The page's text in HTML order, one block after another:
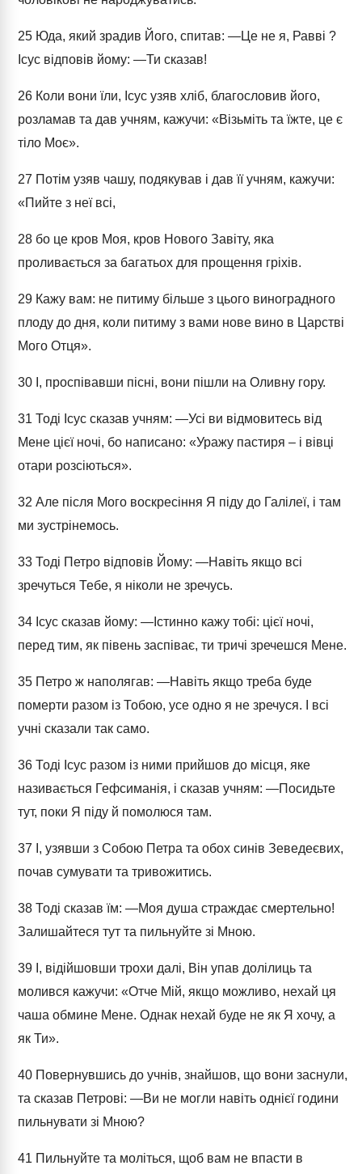
25 Юда, який зрадив Його, спитав: ―Це не я, Равві ?
Ісус відповів йому: ―Ти сказав!
26 Коли вони їли, Ісус узяв хліб, благословив його,
розламав та дав учням, кажучи: «Візьміть та їжте, це є
тіло Моє».
27 Потім узяв чашу, подякував і дав її учням, кажучи:
«Пийте з неї всі,
28 бо це кров Моя, кров Нового Завіту, яка
проливається за багатьох для прощення гріхів.
29 Кажу вам: не питиму більше з цього виноградного
плоду до дня, коли питиму з вами нове вино в Царстві
Мого Отця».
30 І, проспівавши пісні, вони пішли на Оливну гору.
31 Тоді Ісус сказав учням: ―Усі ви відмовитесь від
Мене цієї ночі, бо написано: «Уражу пастиря – і вівці
отари розсіються».
32 Але після Мого воскресіння Я піду до Галілеї, і там
ми зустрінемось.
33 Тоді Петро відповів Йому: ―Навіть якщо всі
зречуться Тебе, я ніколи не зречусь.
34 Ісус сказав йому: ―Істинно кажу тобі: цієї ночі,
перед тим, як півень заспіває, ти тричі зречешся Мене.
35 Петро ж наполягав: ―Навіть якщо треба буде
померти разом із Тобою, усе одно я не зречуся. І всі
учні сказали так само.
36 Тоді Ісус разом із ними прийшов до місця, яке
називається Гефсиманія, і сказав учням: ―Посидьте
тут, поки Я піду й помолюся там.
37 І, узявши з Собою Петра та обох синів Зеведеєвих,
почав сумувати та тривожитись.
38 Тоді сказав їм: ―Моя душа страждає смертельно!
Залишайтеся тут та пильнуйте зі Мною.
39 І, відійшовши трохи далі, Він упав долілиць та
молився кажучи: «Отче Мій, якщо можливо, нехай ця
чаша обмине Мене. Однак нехай буде не як Я хочу, а
як Ти».
40 Повернувшись до учнів, знайшов, що вони заснули,
та сказав Петрові: ―Ви не могли навіть однієї години
пильнувати зі Мною?
41 Пильнуйте та моліться, щоб вам не впасти в